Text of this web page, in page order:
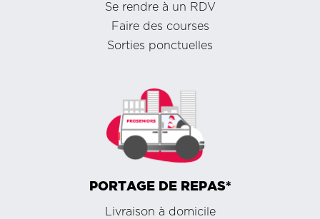
Se rendre à un RDV
Faire des courses
Sorties ponctuelles
PORTAGE DE REPAS*
Livraison à domicile